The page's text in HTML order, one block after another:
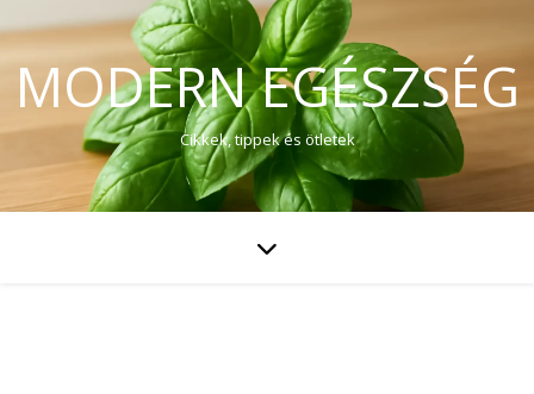
MODERN EGÉSZSÉG
Cikkek, tippek és ötletek